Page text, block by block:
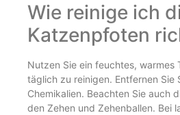
Wie reinige ich
Katzenpfoten
Nutzen Sie ein feuchtes, warmes
täglich zu reinigen. Entfernen Sie
Chemikalien. Beachten Sie auch
den Zehen und Zehenballen. Bei